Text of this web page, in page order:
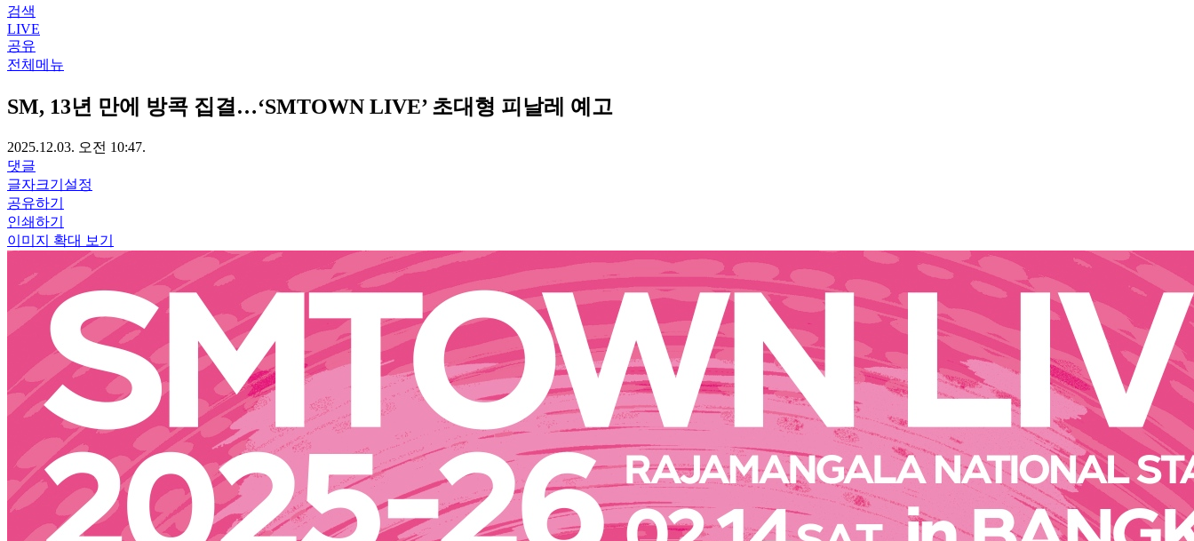
검색
LIVE
공유
전체메뉴
SM, 13년 만에 방콕 집결…‘SMTOWN LIVE’ 초대형 피날레 예고
2025.12.03. 오전 10:47.
댓글
글자크기설정
공유하기
인쇄하기
이미지 확대 보기